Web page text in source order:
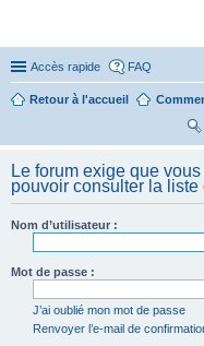
Accès rapide FAQ
Retour à l'accueil
her
ch
er
Le forum exige que
pouvoir consulter la liste
Nom d’utilisateur :
Mot de passe :
J’ai oublié mon mot de passe
Renvoyer l’e-mail de